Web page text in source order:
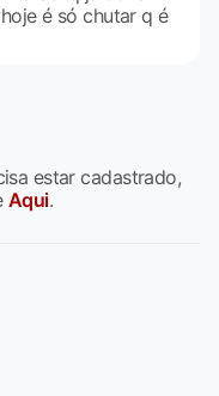
é só chutar q é
estar cadastrado,
Aqui.